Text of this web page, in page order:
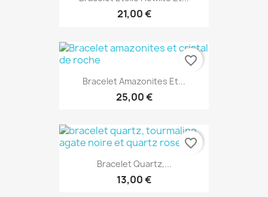
21,00 €
Bracelet Amazonites Et...
25,00 €
favorite_border
Bracelet Quartz,...
13,00 €
favorite_border